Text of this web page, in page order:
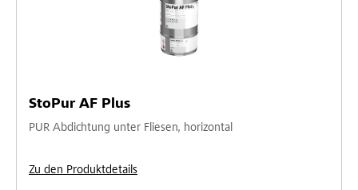
StoPur AF Plus
PUR Abdichtung unter Fliesen, horizontal
Zu den Produktdetails